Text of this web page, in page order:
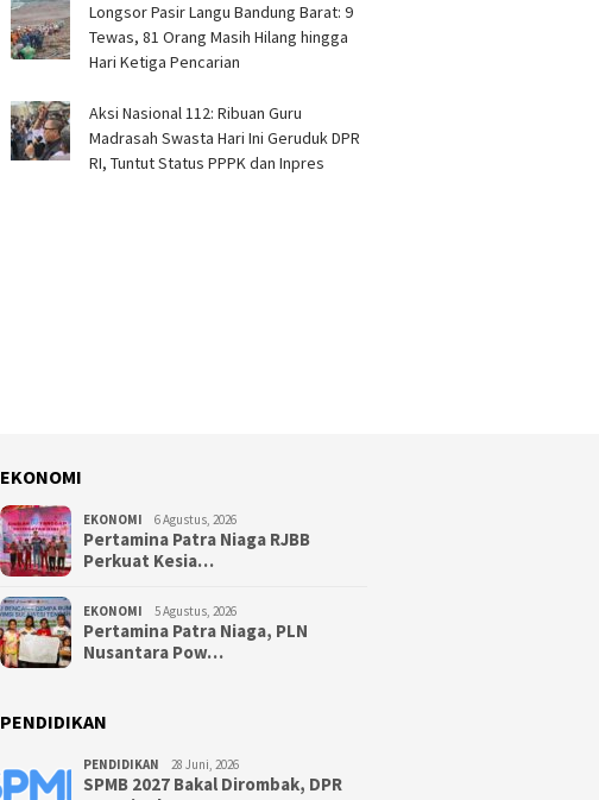
Longsor Pasir Langu Bandung Barat: 9
Tewas, 81 Orang Masih Hilang hingga
Hari Ketiga Pencarian
Aksi Nasional 112: Ribuan Guru
Madrasah Swasta Hari Ini Geruduk DPR
RI, Tuntut Status PPPK dan Inpres
EKONOMI
EKONOMI 6 Agustus, 2026
Pertamina Patra Niaga RJBB
Perkuat Kesia…
EKONOMI 5 Agustus, 2026
Pertamina Patra Niaga, PLN
Nusantara Pow…
PENDIDIKAN
PENDIDIKAN 28 Juni, 2026
SPMB 2027 Bakal Dirombak, DPR